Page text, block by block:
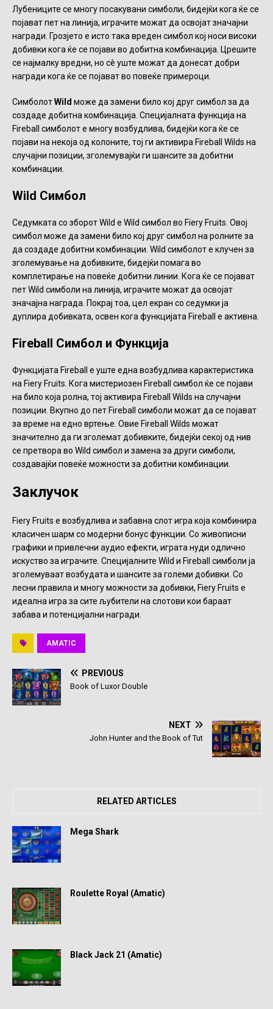
Лубениците се многу посакувани симболи, бидејќи кога ќе се
појават пет на линија, играчите можат да освојат значајни
награди. Грозјето е исто така вреден симбол кој носи високи
добивки кога ќе се појави во добитна комбинација. Црешите
се најмалку вредни, но сè уште можат да донесат добри
награди кога ќе се појават во повеќе примероци.
СимболотWild може да замени било кој друг симбол за да
создаде добитна комбинација. Специјалната функција на
Fireball симболот е многу возбудлива, бидејќи кога ќе се
појави на некоја од колоните, тој ги активира Fireball Wilds на
случајни позиции, зголемувајќи ги шансите за добитни
комбинации.
Wild Симбол
Седумката со зборот Wild е Wild симбол во Fiery Fruits. Овој
симбол може да замени било кој друг симбол на ролните за
да создаде добитни комбинации. Wild симболот е клучен за
зголемување на добивките, бидејќи помага во
комплетирање на повеќе добитни линии. Кога ќе се појават
пет Wild симболи на линија, играчите можат да освојат
значајна награда. Покрај тоа, цел екран со седумки ја
дуплира добивката, освен кога функцијата Fireball е активна.
Fireball Симбол и Функција
Функцијата Fireball е уште една возбудлива карактеристика
на Fiery Fruits. Кога мистериозен Fireball симбол ќе се појави
на било која ролна, тој активира Fireball Wilds на случајни
позиции. Вкупно до пет Fireball симболи можат да се појават
за време на едно вртење. Овие Fireball Wilds можат
значително да ги зголемат добивките, бидејќи секој од нив
се претвора во Wild симбол и замена за други симболи,
создавајќи повеќе можности за добитни комбинации.
Заклучок
Fiery Fruits е возбудлива и забавна слот игра која комбинира
класичен шарм со модерни бонус функции. Со живописни
графики и привлечни аудио ефекти, играта нуди одлично
искуство за играчите. Специјалните Wild и Fireball симболи ја
зголемуваат возбудата и шансите за големи добивки. Со
лесни правила и многу можности за добивки, Fiery Fruits е
идеална игра за сите љубители на слотови кои бараат
забава и потенцијални награди.
AMATIC
PREVIOUS
Book of Luxor Double
NEXT
John Hunter and the Book of Tut
RELATED ARTICLES
Mega Shark
Roulette Royal (Amatic)
Black Jack 21 (Amatic)